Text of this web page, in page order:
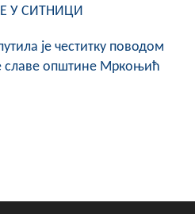
У СИТНИЦИ
је честитку поводом
славе општине Мркоњић